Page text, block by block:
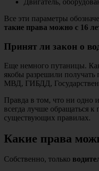
Двигатель,
Все эти параметры
такие права можно с 16
Принят ли закон о
Еще немного путаницы.
якобы разрешили
МВД, ГИБДД,
Правда в том, что ни одно
всегда лучше обращаться
существующих правилах.
Какие права
Собственно, только